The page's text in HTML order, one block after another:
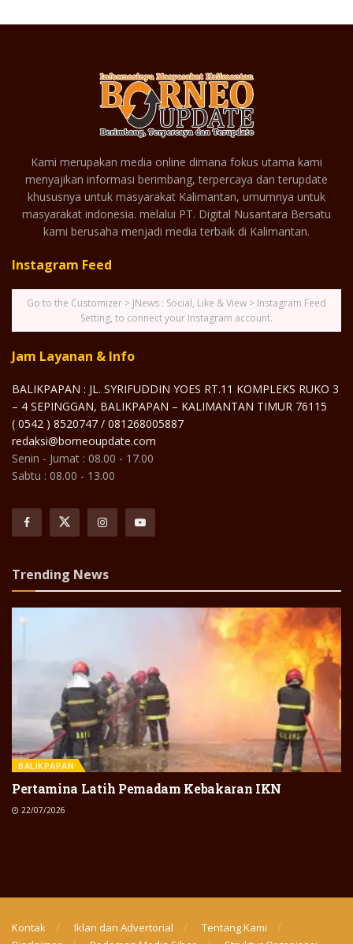
Kami merupakan media online dimana fokus utama kami
menyajikan informasi berimbang, terpercaya dan terupdate
khususnya untuk masyarakat Kalimantan, umumnya untuk
masyarakat indonesia. melalui PT. Digital Nusantara Bersatu
kami berusaha menjadi media terbaik di Kalimantan.
Instagram Feed
Go to the Customizer > JNews : Social, Like & View > Instagram Feed
Setting, to connect your Instagram account.
Jam Layanan & Info
BALIKPAPAN : JL. SYRIFUDDIN YOES RT.11 KOMPLEKS RUKO 3
– 4 SEPINGGAN, BALIKPAPAN – KALIMANTAN TIMUR 76115
( 0542 ) 8520747 / 081268005887
redaksi@borneoupdate.com
Senin - Jumat : 08.00 - 17.00
Sabtu : 08.00 - 13.00
Trending News
BALIKPAPAN
Pertamina Latih Pemadam Kebakaran IKN
22/07/2026
Kontak Iklan dan Advertorial
Tentang Kami